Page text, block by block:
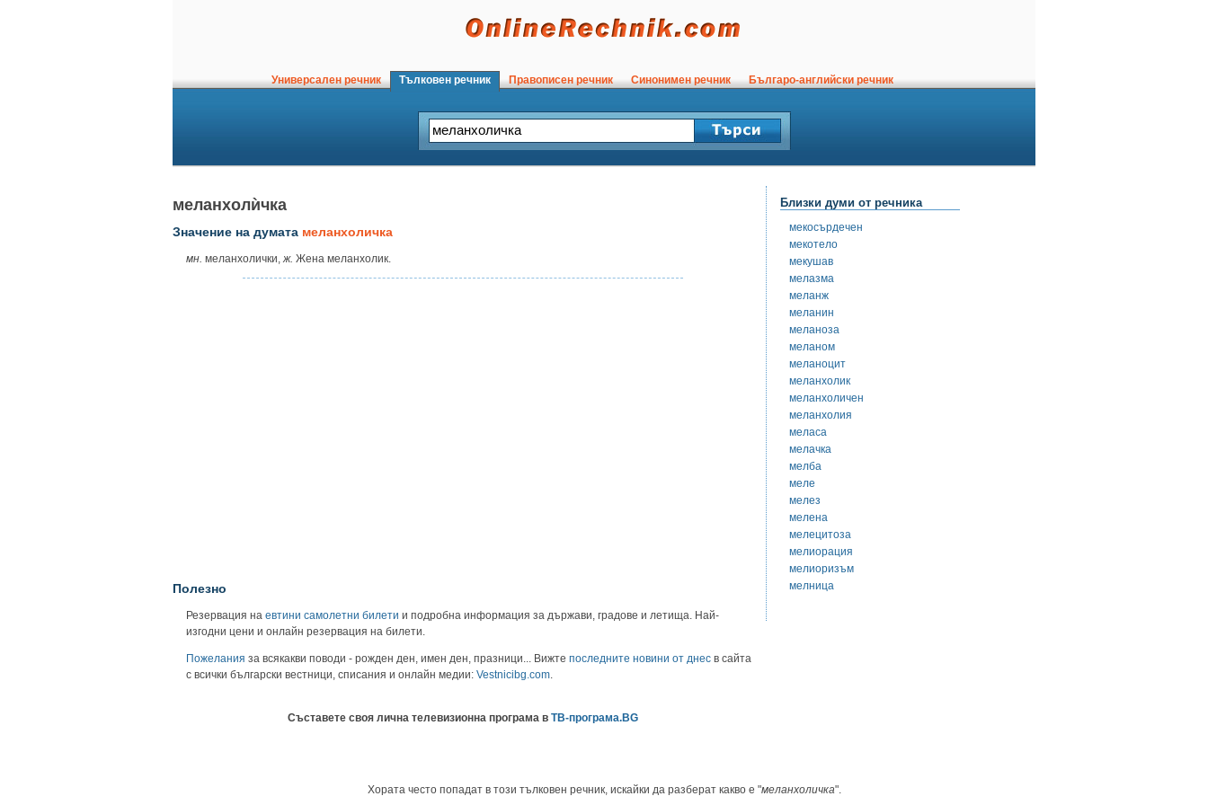
Универсален речник Тълковен речник Правописен речник Синонимен речник Българо-английски речник
меланхолѝчка
Значение на думата меланхоличка
мн. меланхолички,ж. Жена меланхолик.
Полезно
Резервация на евтини самолетни билети и подробна информация за държави, градове и летища. Най-
изгодни цени и онлайн резервация на билети.
Пожелания за всякакви поводи - рожден ден, имен ден, празници... Вижте последните новини от днес в сайта
с всички български вестници, списания и онлайн медии: Vestnicibg.com
Съставете своя лична телевизионна програма в ТВ-програма.BG
Близки думи от речника
мекосърдечен
мекотело
мекушав
мелазма
меланж
меланин
меланоза
меланом
меланоцит
меланхолик
меланхоличен
меланхолия
меласа
мелачка
мелба
меле
мелез
мелена
мелецитоза
мелиорация
мелиоризъм
мелница
Хората често попадат в този тълковен речник, искайки да разберат какво е "меланхоличка".